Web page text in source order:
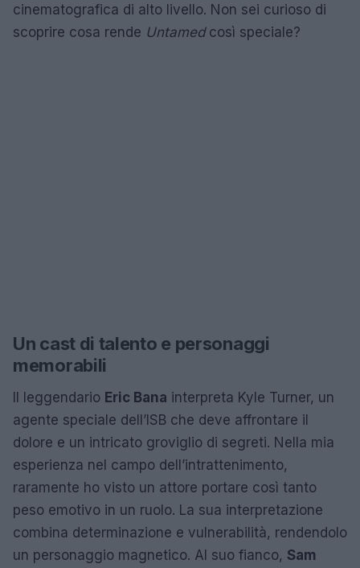
cinematografica di alto livello. Non sei curioso di
scoprire cosa rende Untamedcosì speciale?
Un cast di talento e personaggi
memorabili
Il leggendario Eric Bana interpreta Kyle Turner, un
agente speciale dell’ISB che deve affrontare il
dolore e un intricato groviglio di segreti. Nella mia
esperienza nel campo dell’intrattenimento,
raramente ho visto un attore portare così tanto
peso emotivo in un ruolo. La sua interpretazione
combina determinazione e vulnerabilità, rendendolo
un personaggio magnetico. Al suo fianco, Sam